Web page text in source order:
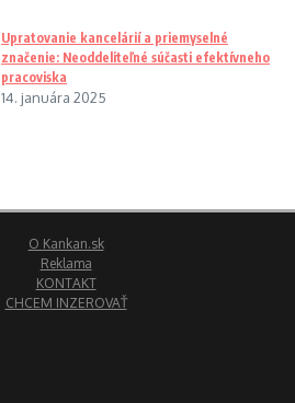
Upratovanie kancelárií a priemyselné
značenie: Neoddeliteľné súčasti efektívneho
pracoviska
14. januára 2025
O Kankan.sk
Reklama
KONTAKT
CHCEM INZEROVAŤ